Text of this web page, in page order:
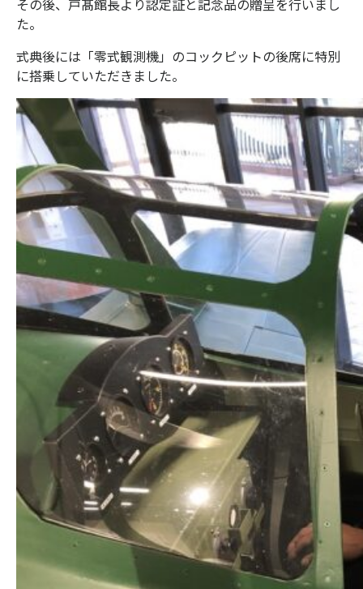
その後、戸髙館長より認定証と記念品の贈呈を行いまし
た。
式典後には「零式観測機」のコックピットの後席に特別
に搭乗していただきました。